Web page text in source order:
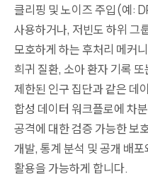
클리핑 및 노이즈 주입(예:
사용하거나, 저빈도 하위 그
모호하게 하는 후처리 메커
희귀 질환, 소아 환자 기록
제한된 인구 집단과 같은 데
합성 데이터 워크플로에 차
공격에 대한 검증 가능한 보
개발, 통계 분석 및 공개 배
활용을 가능하게 합니다.